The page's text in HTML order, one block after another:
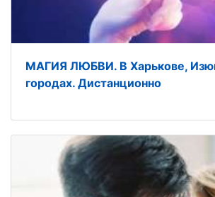
МАГИЯ ЛЮБВИ. В Харькове,
городах. Дистанционно